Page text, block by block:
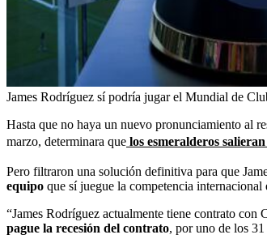
James Rodríguez sí podría jugar el Mundial de
Hasta que no haya un nuevo pronunciamiento al
marzo, determinara que los esmeralderos
Pero filtraron una solución definitiva para que
equipo que sí juegue la competencia internacional
“James Rodríguez actualmente tiene contrato
pague la recesión del contrato, por uno de los